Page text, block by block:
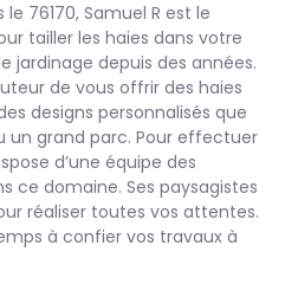
76170, Samuel R est le
tailler les haies dans votre
jardinage depuis des années.
de vous offrir des haies
designs personnalisés que
un grand parc. Pour effectuer
d’une équipe des
ce domaine. Ses paysagistes
réaliser toutes vos attentes.
à confier vos travaux à